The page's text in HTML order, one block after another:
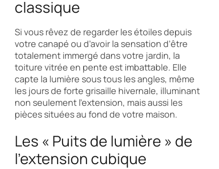
classique
Si vous rêvez de regarder les étoiles depuis
votre canapé ou d’avoir la sensation d’être
totalement immergé dans votre jardin, la
toiture vitrée en pente est imbattable. Elle
capte la lumière sous tous les angles, même
les jours de forte grisaille hivernale, illuminant
non seulement l’extension, mais aussi les
pièces situées au fond de votre maison.
Les « Puits de lumière » de
l’extension cubique